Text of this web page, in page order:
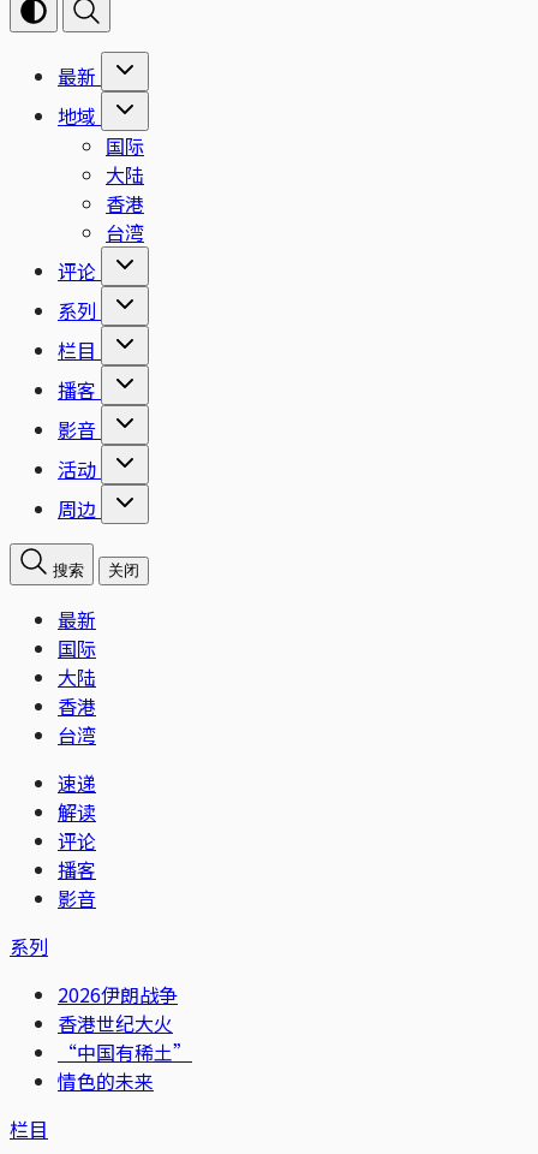
最新
地域
国际
大陆
香港
台湾
评论
系列
栏目
播客
影音
活动
周边
搜索 关闭
最新
国际
大陆
香港
台湾
速递
解读
评论
播客
影音
系列
2026伊朗战争
香港世纪大火
“中国有稀土”
情色的未来
栏目